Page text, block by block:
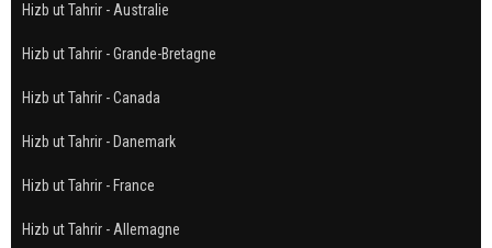
Hizb ut Tahrir - Australie
Hizb ut Tahrir - Grande-Bretagne
Hizb ut Tahrir - Canada
Hizb ut Tahrir - Danemark
Hizb ut Tahrir - France
Hizb ut Tahrir - Allemagne